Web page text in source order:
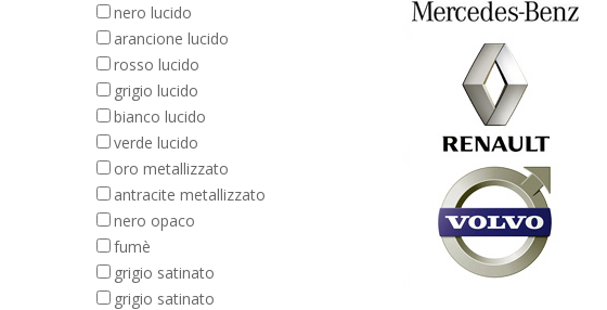
nero lucido
arancione lucido
rosso lucido
grigio lucido
bianco lucido
verde lucido
oro metallizzato
antracite metallizzato
nero opaco
fumè
grigio satinato
grigio satinato